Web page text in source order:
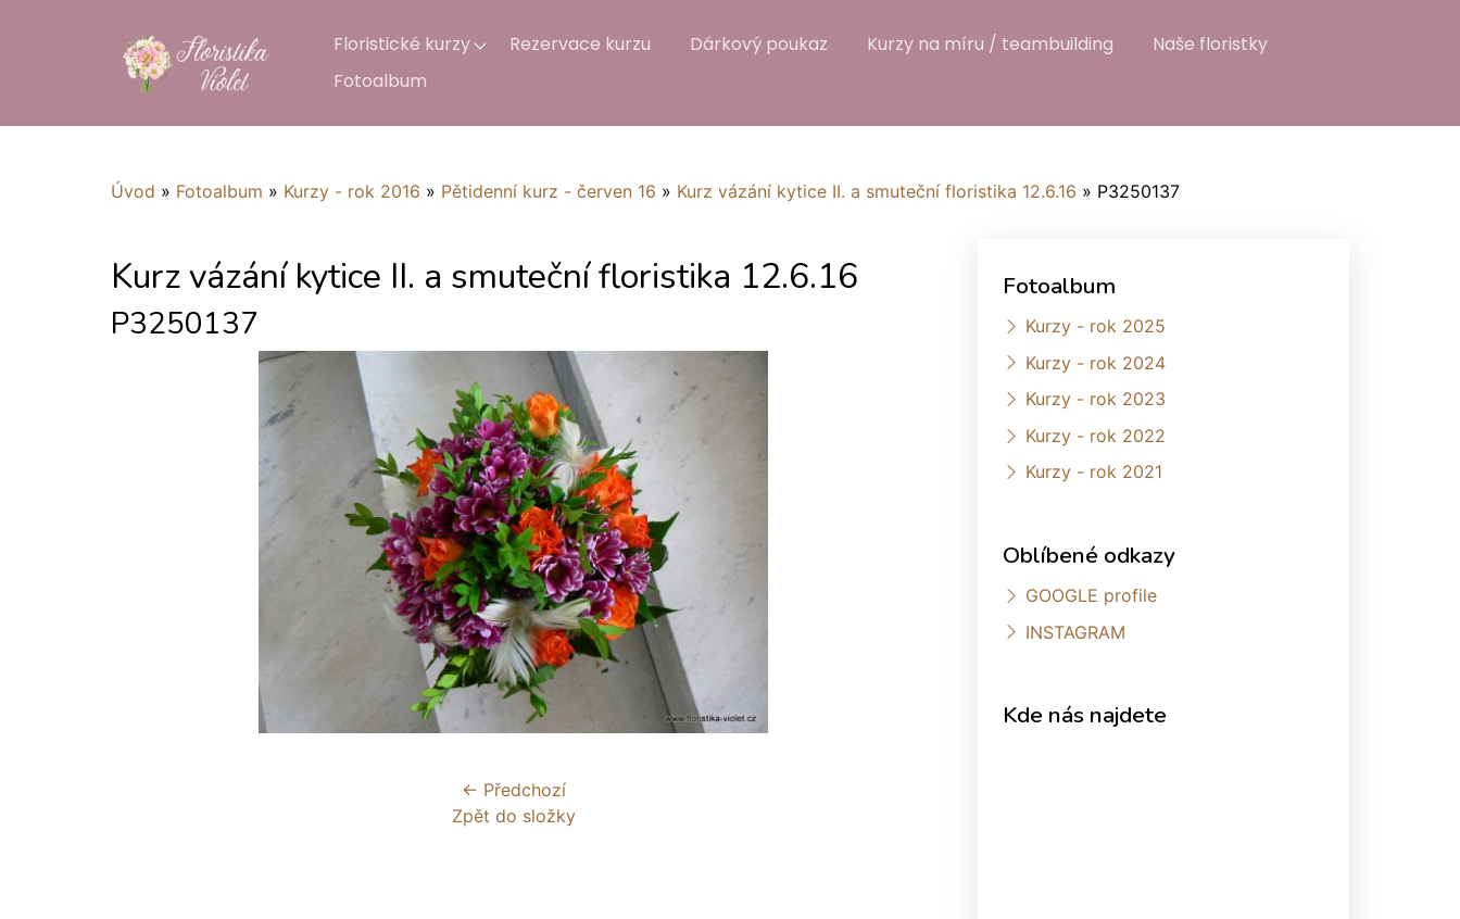
Floristické kurzy Rezervace kurzu Dárkový poukaz Kurzy na míru / teambuilding
Naše floristky
Fotoalbum
Úvod » Fotoalbum » Kurzy - rok 2016 » Pětidenní kurz - červen 16 » Kurz vázání kytice II. a smuteční floristika 12.6.16 » P3250137
Kurz vázání kytice II. a smuteční floristika 12.6.16
P3250137
← Předchozí
Zpět do složky
Fotoalbum
Kurzy - rok 2025
Kurzy - rok 2024
Kurzy - rok 2023
Kurzy - rok 2022
Kurzy - rok 2021
Oblíbené odkazy
GOOGLE profile
INSTAGRAM
Kde nás najdete